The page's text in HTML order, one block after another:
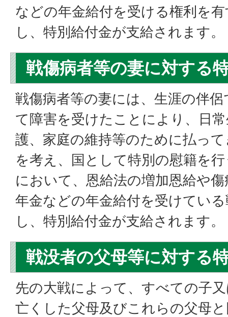
などの年金給付を受ける権利を
し、特別給付金が支給されます。
戦傷病者等の妻に対する
戦傷病者等の妻には、生涯の伴
て障害を受けたことにより、日
護、家庭の維持等のために払っ
を考え、国として特別の慰籍を
において、恩給法の増加恩給や
年金などの年金給付を受けてい
し、特別給付金が支給されます。
戦没者の父母等に対する
先の大戦によって、すべての子
亡くした父母及びこれらの父母